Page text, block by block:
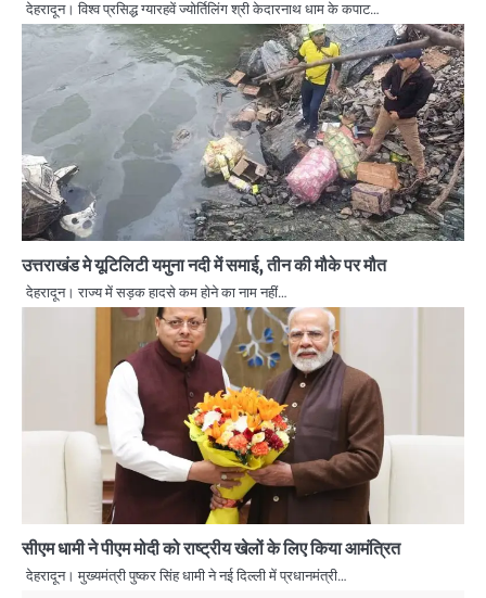
देहरादून। विश्व प्रसिद्ध ग्यारहवें ज्योर्तिलिंग श्री केदारनाथ धाम के कपाट…
उत्तराखंड मे यूटिलिटी यमुना नदी में समाई, तीन की मौके पर मौत
देहरादून। राज्य में सड़क हादसे कम होने का नाम नहीं…
सीएम धामी ने पीएम मोदी को राष्ट्रीय खेलों के लिए किया आमंत्रित
देहरादून। मुख्यमंत्री पुष्कर सिंह धामी ने नई दिल्ली में प्रधानमंत्री…